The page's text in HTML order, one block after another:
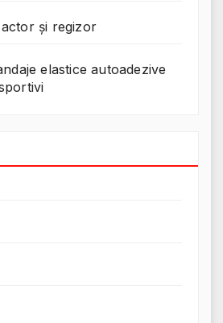
și regizor
elastice autoadezive